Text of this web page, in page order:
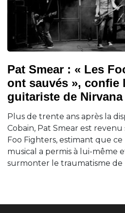
Pat Smear : « Les
ont sauvés », confie
guitariste de Nirvana
Plus de trente ans après la
Cobain, Pat Smear est revenu
Foo Fighters, estimant que
musical a permis à lui-même
surmonter le traumatisme de